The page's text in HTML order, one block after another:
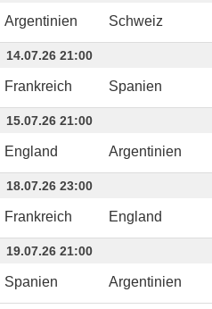
Argentinien Schweiz
14.07.26 21:00
Frankreich Spanien
15.07.26 21:00
England Argentinien
18.07.26 23:00
Frankreich England
19.07.26 21:00
Spanien Argentinien